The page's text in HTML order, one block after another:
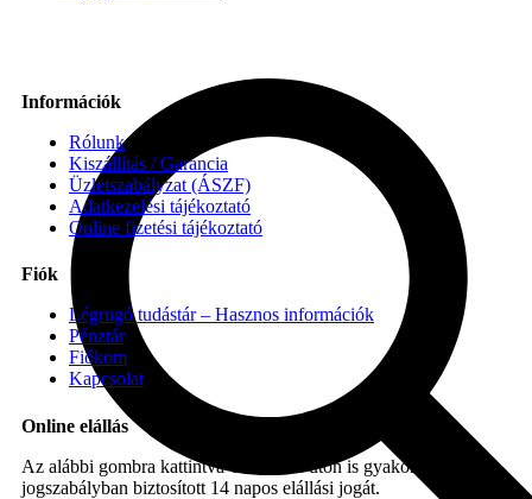
Információk
Rólunk
Kiszállítás / Garancia
Üzletszabályzat (ÁSZF)
Adatkezelési tájékoztató
Online fizetési tájékoztató
Fiók
Légrugó tudástár – Hasznos információk
Pénztár
Fiókom
Kapcsolat
Online elállás
Az alábbi gombra kattintva Ön online úton is gyakorolhatja a
jogszabályban biztosított 14 napos elállási jogát.